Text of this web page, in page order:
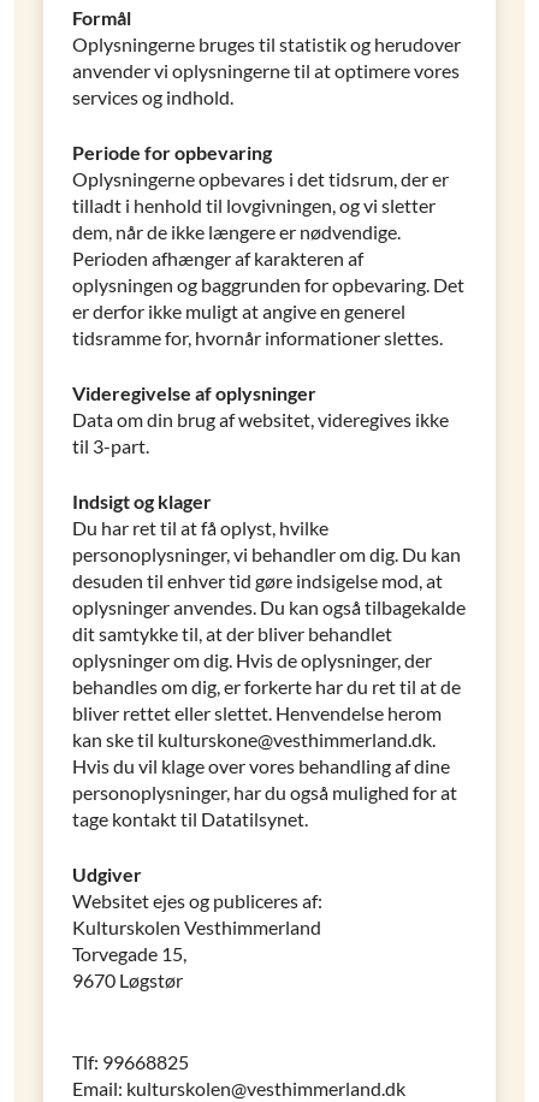
Formål
Oplysningerne bruges til statistik og herudover
anvender vi oplysningerne til at optimere vores
services og indhold.
Periode for opbevaring
Oplysningerne opbevares i det tidsrum, der er
tilladt i henhold til lovgivningen, og vi sletter
dem, når de ikke længere er nødvendige.
Perioden afhænger af karakteren af
oplysningen og baggrunden for opbevaring. Det
er derfor ikke muligt at angive en generel
tidsramme for, hvornår informationer slettes.
Videregivelse af oplysninger
Data om din brug af websitet, videregives ikke
til 3-part.
Indsigt og klager
Du har ret til at få oplyst, hvilke
personoplysninger, vi behandler om dig. Du kan
desuden til enhver tid gøre indsigelse mod, at
oplysninger anvendes. Du kan også tilbagekalde
dit samtykke til, at der bliver behandlet
oplysninger om dig. Hvis de oplysninger, der
behandles om dig, er forkerte har du ret til at de
bliver rettet eller slettet. Henvendelse herom
kan ske til kulturskone@vesthimmerland.dk.
Hvis du vil klage over vores behandling af dine
personoplysninger, har du også mulighed for at
tage kontakt til Datatilsynet.
Udgiver
Websitet ejes og publiceres af:
Kulturskolen Vesthimmerland
Torvegade 15,
9670 Løgstør
Tlf: 99668825
Email: kulturskolen@vesthimmerland.dk